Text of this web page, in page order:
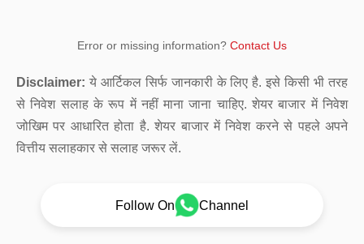
Error or missing information? Contact Us
Disclaimer: ये आर्टिकल सिर्फ जानकारी के लिए है. इसे किसी भी तरह
से निवेश सलाह के रूप में नहीं माना जाना चाहिए. शेयर बाजार में निवेश
जोखिम पर आधारित होता है. शेयर बाजार में निवेश करने से पहले अपने
वित्तीय सलाहकार से सलाह जरूर लें.
Follow On Channel